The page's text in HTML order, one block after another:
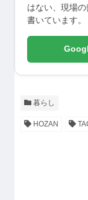
はない、現場
書いています。
暮らし
HOZAN